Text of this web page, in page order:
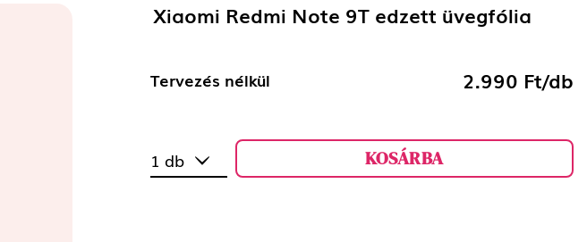
Xiaomi Redmi Note 9T edzett üvegfólia
Tervezés nélkül 2.990 Ft/db
1 db KOSÁRBA